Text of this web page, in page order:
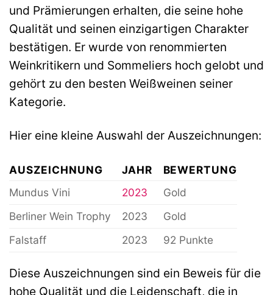
und Prämierungen erhalten, die seine hohe
Qualität und seinen einzigartigen Charakter
bestätigen. Er wurde von renommierten
Weinkritikern und Sommeliers hoch gelobt und
gehört zu den besten Weißweinen seiner
Kategorie.
Hier eine kleine Auswahl der Auszeichnungen:
AUSZEICHNUNG JAHR
BEWERTUNG
Mundus Vini
2023
Gold
Berliner Wein Trophy
2023
Gold
Falstaff
2023 92 Punkte
Diese Auszeichnungen sind ein Beweis für die
hohe Qualität und die Leidenschaft, die in